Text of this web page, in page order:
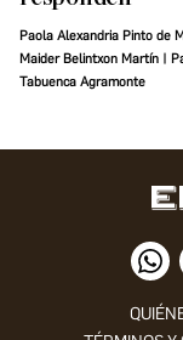
Paola Alexandria Pinto de
Maider Belintxon Martín |
Tabuenca Agramonte